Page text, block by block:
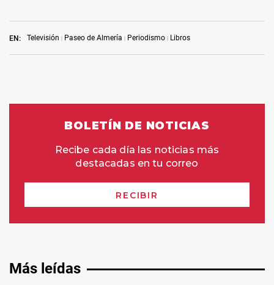
EN: Televisión Paseo de Almería Periodismo Libros
Más leídas